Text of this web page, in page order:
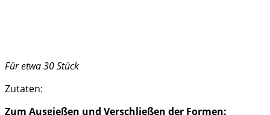
Für etwa 30 Stück
Zutaten:
Zum Ausgießen und Verschließen der Formen: